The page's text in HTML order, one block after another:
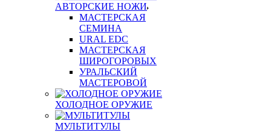
АВТОРСКИЕ НОЖИ
МАСТЕРСКАЯ
СЕМИНА
URAL EDC
МАСТЕРСКАЯ
ШИРОГОРОВЫХ
УРАЛЬСКИЙ
МАСТЕРОВОЙ
ХОЛОДНОЕ ОРУЖИЕ
МУЛЬТИТУЛЫ